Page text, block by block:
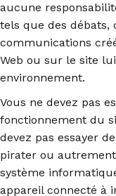
aucune
tels que des
communications
Web ou sur le site
environnement.
Vous ne devez pas
fonctionnement du
devez pas essayer
pirater ou
système
appareil connecté à